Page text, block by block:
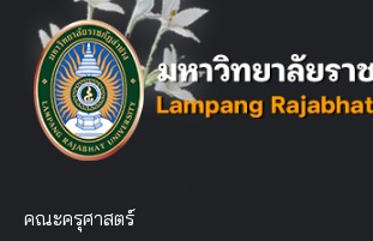
คณะครุศาสตร์